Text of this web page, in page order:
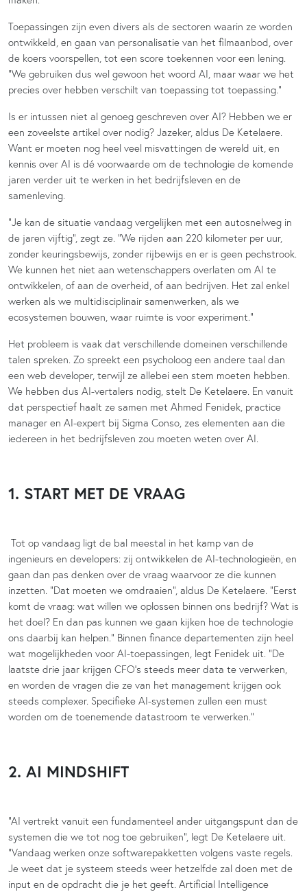
Toepassingen zijn even divers als de sectoren waarin ze worden
ontwikkeld, en gaan van personalisatie van het filmaanbod, over
de koers voorspellen, tot een score toekennen voor een lening.
“We gebruiken dus wel gewoon het woord AI, maar waar we het
precies over hebben verschilt van toepassing tot toepassing.”
Is er intussen niet al genoeg geschreven over AI? Hebben we er
een zoveelste artikel over nodig? Jazeker, aldus De Ketelaere.
Want er moeten nog heel veel misvattingen de wereld uit, en
kennis over AI is dé voorwaarde om de technologie de komende
jaren verder uit te werken in het bedrijfsleven en de
samenleving.
“Je kan de situatie vandaag vergelijken met een autosnelweg in
de jaren vijftig”, zegt ze. “We rijden aan 220 kilometer per uur,
zonder keuringsbewijs, zonder rijbewijs en er is geen pechstrook.
We kunnen het niet aan wetenschappers overlaten om AI te
ontwikkelen, of aan de overheid, of aan bedrijven. Het zal enkel
werken als we multidisciplinair samenwerken, als we
ecosystemen bouwen, waar ruimte is voor experiment.”
Het probleem is vaak dat verschillende domeinen verschillende
talen spreken. Zo spreekt een psycholoog een andere taal dan
een web developer, terwijl ze allebei een stem moeten hebben.
We hebben dus AI-vertalers nodig, stelt De Ketelaere. En vanuit
dat perspectief haalt ze samen met Ahmed Fenidek, practice
manager en AI-expert bij Sigma Conso, zes elementen aan die
iedereen in het bedrijfsleven zou moeten weten over AI.
1. START MET DE VRAAG
Tot op vandaag ligt de bal meestal in het kamp van de
ingenieurs en developers: zij ontwikkelen de AI-technologieën, en
gaan dan pas denken over de vraag waarvoor ze die kunnen
inzetten. “Dat moeten we omdraaien”, aldus De Ketelaere. “Eerst
komt de vraag: wat willen we oplossen binnen ons bedrijf? Wat is
het doel? En dan pas kunnen we gaan kijken hoe de technologie
ons daarbij kan helpen.” Binnen finance departementen zijn heel
wat mogelijkheden voor AI-toepassingen, legt Fenidek uit. “De
laatste drie jaar krijgen CFO’s steeds meer data te verwerken,
en worden de vragen die ze van het management krijgen ook
steeds complexer. Specifieke AI-systemen zullen een must
worden om de toenemende datastroom te verwerken.”
2. AI MINDSHIFT
“AI vertrekt vanuit een fundamenteel ander uitgangspunt dan de
systemen die we tot nog toe gebruiken”, legt De Ketelaere uit.
“Vandaag werken onze softwarepakketten volgens vaste regels.
Je weet dat je systeem steeds weer hetzelfde zal doen met de
input en de opdracht die je het geeft. Artificial Intelligence